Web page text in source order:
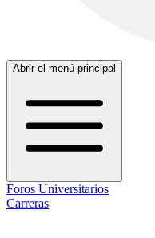
Abrir el menú principal
Foros Universitarios
Carreras